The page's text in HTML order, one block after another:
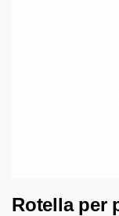
Rotella per